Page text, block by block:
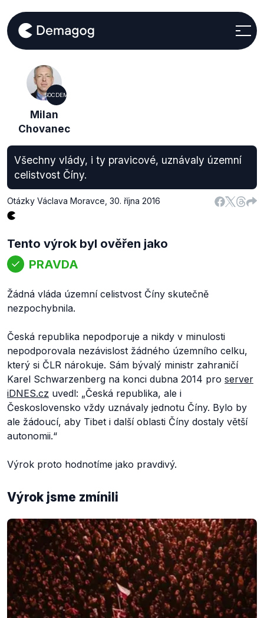
SOCDEM
Milan
Chovanec
Všechny vlády, i ty pravicové, uznávaly územní
celistvost Číny.
Otázky Václava Moravce 30. října 2016
Tento výrok byl ověřen jako
PRAVDA
Žádná vláda územní celistvost Číny skutečně
nezpochybnila.
Česká republika nepodporuje a nikdy v minulosti
nepodporovala nezávislost žádného územního celku,
který si ČLR nárokuje. Sám bývalý ministr zahraničí
Karel Schwarzenberg na konci dubna 2014 pro server
iDNES.cz uvedl: „Česká republika, ale i
Československo vždy uznávaly jednotu Číny. Bylo by
ale žádoucí, aby Tibet i další oblasti Číny dostaly větší
autonomii.“
Výrok proto hodnotíme jako pravdivý.
Výrok jsme zmínili